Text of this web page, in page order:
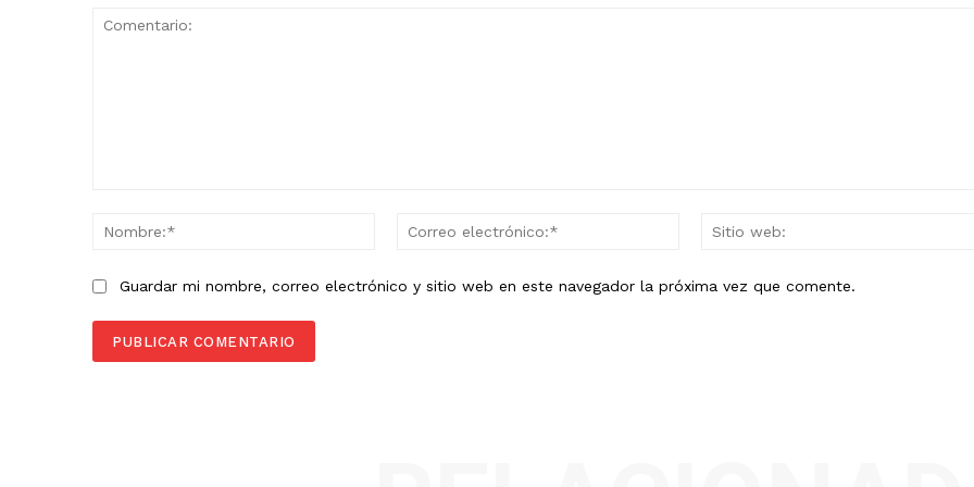
Nombre:*
Correo
Guardar mi nombre, correo electrónico y sitio web en este navegador la próxima vez que comente.